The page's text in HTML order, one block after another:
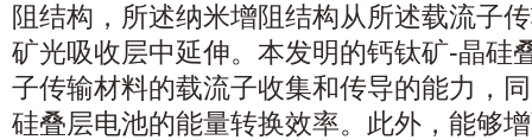
阻结构，所述纳米增阻结构从所述载流子
矿光吸收层中延伸。本发明的钙钛矿‑晶硅
子传输材料的载流子收集和传导的能力，
硅叠层电池的能量转换效率。此外，能够